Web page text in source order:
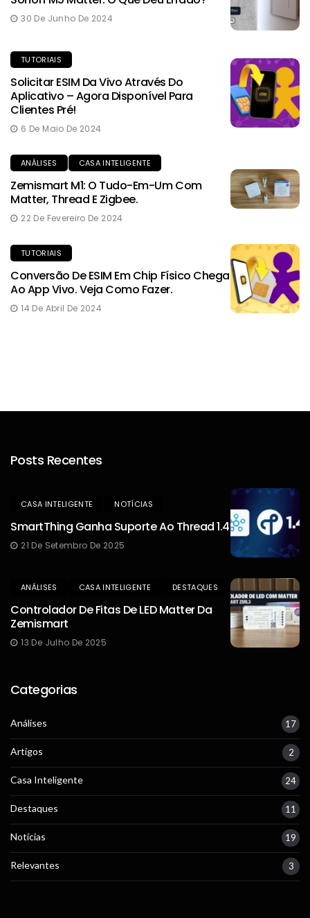
30 De Junho De 2024
TUTORIAIS
Solicitar ESIM Da Vivo Através Do
Aplicativo – Agora Disponível Para
Clientes Pré!
6 De Maio De 2024
ANÁLISES CASA INTELIGENTE
Zemismart M1: O Tudo-Em-Um Com
Matter, Thread E Zigbee.
22 De Fevereiro De 2024
TUTORIAIS
Conversão De ESIM Em Chip Físico Chega
Ao App Vivo. Veja Como Fazer.
14 De Abril De 2024
Posts Recentes
CASA INTELIGENTE NOTÍCIAS
SmartThing Ganha Suporte Ao Thread 1.4
21 De Setembro De 2025
ANÁLISES CASA INTELIGENTE DESTAQUES
Controlador De Fitas De LED Matter Da
Zemismart
13 De Julho De 2025
Categorias
Análises 17
Artigos 2
Casa Inteligente 24
Destaques 11
Notícias 19
Relevantes 3